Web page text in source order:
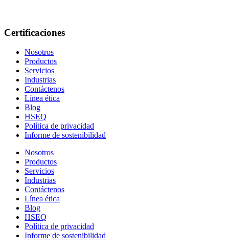
Certificaciones
Nosotros
Productos
Servicios
Industrias
Contáctenos
Línea ética
Blog
HSEQ
Política de privacidad
Informe de sostenibilidad
Nosotros
Productos
Servicios
Industrias
Contáctenos
Línea ética
Blog
HSEQ
Política de privacidad
Informe de sostenibilidad